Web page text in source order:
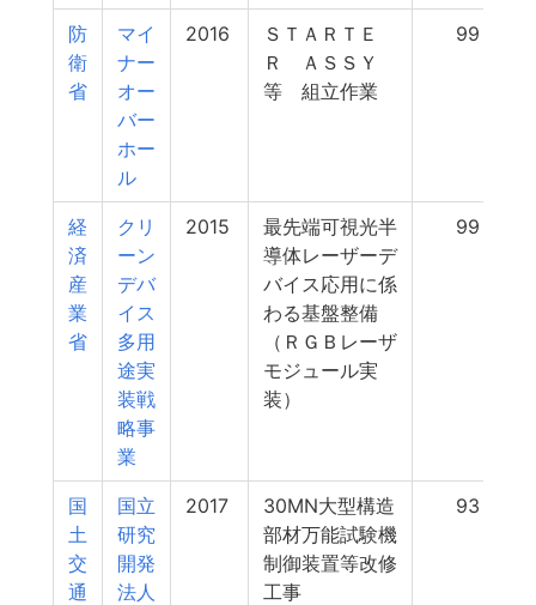
防
衛
省
マイ
ナー
オー
バー
ホー
ル
2016
ＳＴＡＲＴＥ
Ｒ ＡＳＳＹ
等 組立作業
99
経
済
産
業
省
クリ
ーン
デバ
イス
多用
途実
装戦
略事
業
2015
最先端可視光半
導体レーザーデ
バイス応用に係
わる基盤整備
（ＲＧＢレーザ
モジュール実
装）
99
国
土
交
通
国立
研究
開発
法人
2017
30MN大型構造
部材万能試験機
制御装置等改修
工事
93